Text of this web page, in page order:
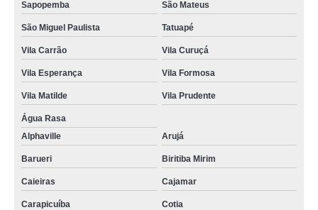
Sapopemba São Mateus
São Miguel Paulista Tatuapé
Vila Carrão Vila Curuçá
Vila Esperança Vila Formosa
Vila Matilde Vila Prudente
Água Rasa
Alphaville
Arujá
Barueri Biritiba Mirim
Caieiras Cajamar
Carapicuíba Cotia